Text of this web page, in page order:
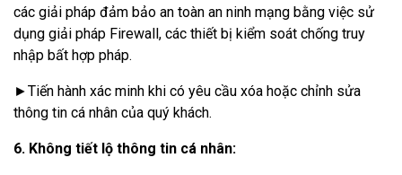
các giải pháp đảm bảo an toàn an ninh mạng bằng việc sử
dụng giải pháp Firewall, các thiết bị kiểm soát chống truy
nhập bất hợp pháp.
►Tiến hành xác minh khi có yêu cầu xóa hoặc chỉnh sửa
thông tin cá nhân của quý khách.
6. Không tiết lộ thông tin cá nhân: